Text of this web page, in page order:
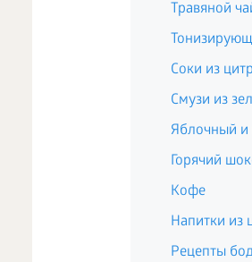
Травяной
Соки из
Смузи из
Яблочный и
Горячий
Кофе
Напитки из
Рецепты